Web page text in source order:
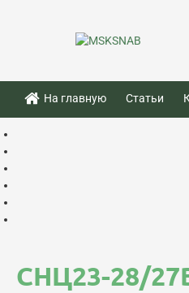
На главную Статьи
СНЦ23-28/